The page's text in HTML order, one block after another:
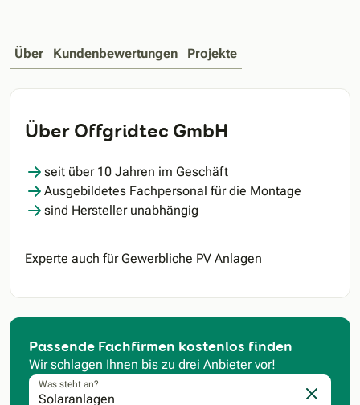
Über Kundenbewertungen Projekte
Über Offgridtec GmbH
seit über 10 Jahren im Geschäft
Ausgebildetes Fachpersonal für die Montage
sind Hersteller unabhängig
Experte auch für Gewerbliche PV Anlagen
Passende Fachfirmen kostenlos finden
Wir schlagen Ihnen bis zu drei Anbieter vor!
Was steht an?
Eingabe